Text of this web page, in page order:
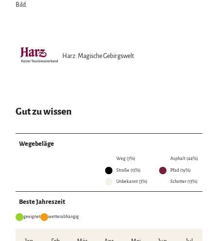
Bild.
Harz: Magische Gebirgswelt
Gut zu wissen
Wegebeläge
Weg (7%) Asphalt (44%)
Straße (15%) Pfad (19%)
Unbekannt (3%) Schotter (13%)
Beste Jahreszeit
geeignet wetterabhängig